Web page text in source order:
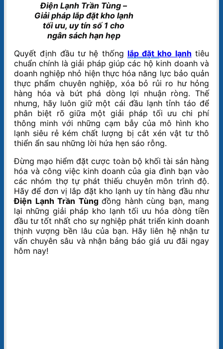
Điện Lạnh Trần Tùng –
Giải pháp lắp đặt kho lạnh
tối ưu, uy tín số 1 cho
ngân sách hạn hẹp
Quyết định đầu tư hệ thống lắp đặt kho lạnh tiêu
chuẩn chính là giải pháp giúp các hộ kinh doanh và
doanh nghiệp nhỏ hiện thực hóa năng lực bảo quản
thực phẩm chuyên nghiệp, xóa bỏ rủi ro hư hỏng
hàng hóa và bứt phá dòng lợi nhuận ròng. Thế
nhưng, hãy luôn giữ một cái đầu lạnh tỉnh táo để
phân biệt rõ giữa một giải pháp tối ưu chi phí
thông minh với những cạm bẫy của mô hình kho
lạnh siêu rẻ kém chất lượng bị cắt xén vật tư thô
thiển ẩn sau những lời hứa hẹn sáo rỗng.
Đừng mạo hiểm đặt cược toàn bộ khối tài sản hàng
hóa và công việc kinh doanh của gia đình bạn vào
các nhóm thợ tự phát thiếu chuyên môn trình độ.
Hãy để đơn vị lắp đặt kho lạnh uy tín hàng đầu như
Điện Lạnh Trần Tùng đồng hành cùng bạn, mang
lại những giải pháp kho lạnh tối ưu hóa dòng tiền
đầu tư tốt nhất cho sự nghiệp phát triển kinh doanh
thịnh vượng bền lâu của bạn. Hãy liên hệ nhận tư
vấn chuyên sâu và nhận bảng báo giá ưu đãi ngay
hôm nay!